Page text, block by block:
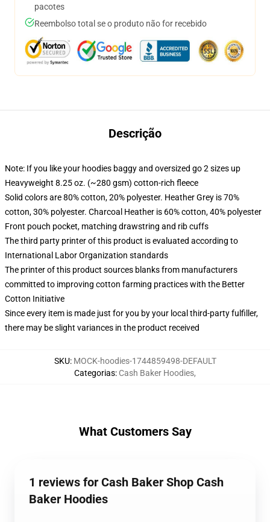
pacotes
Reembolso total se o produto não for recebido
Descrição
Note: If you like your hoodies baggy and oversized go 2 sizes up
Heavyweight 8.25 oz. (~280 gsm) cotton-rich fleece
Solid colors are 80% cotton, 20% polyester. Heather Grey is 70%
cotton, 30% polyester. Charcoal Heather is 60% cotton, 40% polyester
Front pouch pocket, matching drawstring and rib cuffs
The third party printer of this product is evaluated according to
International Labor Organization standards
The printer of this product sources blanks from manufacturers
committed to improving cotton farming practices with the Better
Cotton Initiative
Since every item is made just for you by your local third-party fulfiller,
there may be slight variances in the product received
SKU: MOCK-hoodies-1744859498-DEFAULT
Categorias: Cash Baker Hoodies,
What Customers Say
1 reviews for Cash Baker Shop Cash
Baker Hoodies